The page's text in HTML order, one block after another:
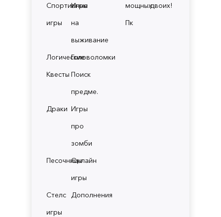
Спортивные
игры
Игры
на
выживание
ЛогическиеГоловоломки
Квесты Поиск
предме.
Драки Игры
про
зомби
ПесочницыОнлайн
игры
Стелс
игры
Дополнения
мощных
Пк
двоих!